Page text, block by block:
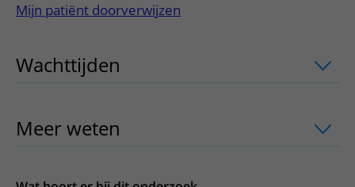
Mijn patiënt doorverwijzen
Wachttijden uitklapper, klik om te
Meer weten uitklapper, klik om te